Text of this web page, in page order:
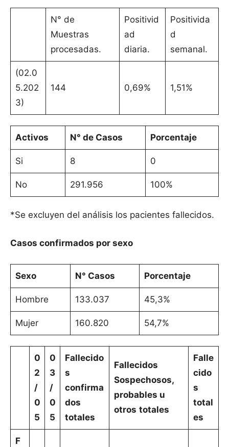
N° de
Muestras
procesadas.
Positivid
ad
diaria.
Positivida
d
semanal.
(02.0
5.202
3)
144 0,69% 1,51%
Activos N° de Casos Porcentaje
Si 8 0
No 291.956 100%
*Se excluyen del análisis los pacientes fallecidos.
Casos confirmados por sexo
Sexo N° Casos Porcentaje
Hombre 133.037 45,3%
Mujer 160.820 54,7%
0
2
/
0
5
0
3
/
0
5
Fallecido
s
confirma
dos
totales
Fallecidos
Sospechosos,
probables u
otros totales
Falle
cido
s
total
es
F